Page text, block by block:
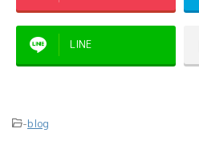
LINE
-blog